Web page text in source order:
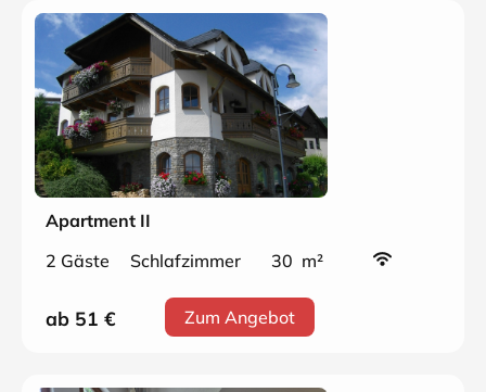
Apartment II
2 Gäste
Schlafzimmer 30 m²
ab 51 € Zum Angebot